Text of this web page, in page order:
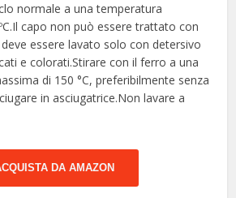
normale a una temperatura
capo non può essere trattato con
essere lavato solo con detersivo
e colorati.Stirare con il ferro a una
di 150 °C, preferibilmente senza
in asciugatrice.Non lavare a
DA AMAZON